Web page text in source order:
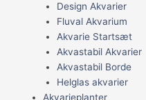
Design Akvarier
Fluval Akvarium
Akvarie Startsæt
Akvastabil Akvarier
Akvastabil Borde
Helglas akvarier
Akvarieplanter